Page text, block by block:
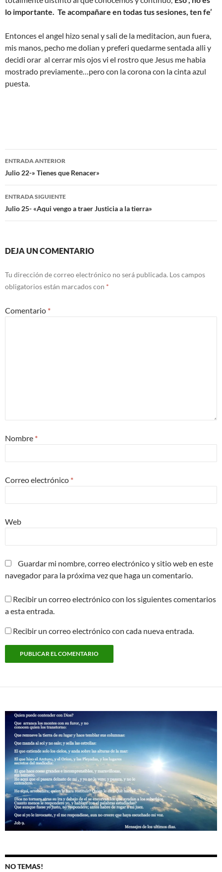
lo importante. Te acompañare en todas tus sesiones, ten fe’
Entonces el angel hizo senal y sali de la meditacion, aun fuera,
mis manos, pecho me dolian y preferi quedarme sentada alli y
decidi orar al cerrar mis ojos vi el rostro que Jesus me habia
mostrado previamente…pero con la corona con la cinta azul
puesta.
Navegación
de
entradas
ENTRADA ANTERIOR
Julio 22-» Tienes que Renacer»
ENTRADA SIGUIENTE
Julio 25- «Aqui vengo a traer Justicia a la tierra»
DEJA UN COMENTARIO
Tu dirección de correo electrónico no será publicada. Los campos
obligatorios están marcados con *
Comentario *
Nombre *
Correo electrónico *
Web
Guardar mi nombre, correo electrónico y sitio web en este
navegador para la próxima vez que haga un comentario.
Recibir un correo electrónico con los siguientes comentarios
a esta entrada.
Recibir un correo electrónico con cada nueva entrada.
NO TEMAS!